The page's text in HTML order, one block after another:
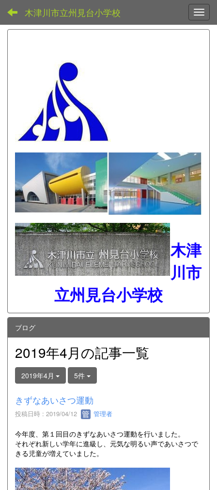
木津川市立州見台小学校
木津
川市
立州見台小学校
ブログ
2019年4月の記事一覧
2019年4月 5件
きずなあいさつ運動
投稿日時 : 2019/04/12 管理者
今年度、第１回目のきずなあいさつ運動を行いました。
それぞれ新しい学年に進級し、元気な明るい声であいさつで
きる児童が増えていました。